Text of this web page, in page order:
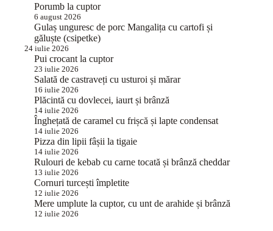
Porumb la cuptor
6 august 2026
Gulaș unguresc de porc Mangalița cu cartofi și
găluște (csipetke)
24 iulie 2026
Pui crocant la cuptor
23 iulie 2026
Salată de castraveți cu usturoi și mărar
16 iulie 2026
Plăcintă cu dovlecei, iaurt și brânză
14 iulie 2026
Înghețată de caramel cu frișcă și lapte condensat
14 iulie 2026
Pizza din lipii fâșii la tigaie
14 iulie 2026
Rulouri de kebab cu carne tocată și brânză cheddar
13 iulie 2026
Cornuri turcești împletite
12 iulie 2026
Mere umplute la cuptor, cu unt de arahide și brânză
12 iulie 2026